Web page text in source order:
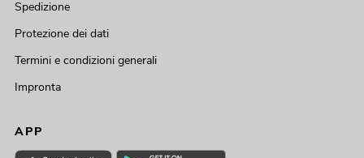
Spedizione
Protezione dei dati
Termini e condizioni generali
Impronta
APP